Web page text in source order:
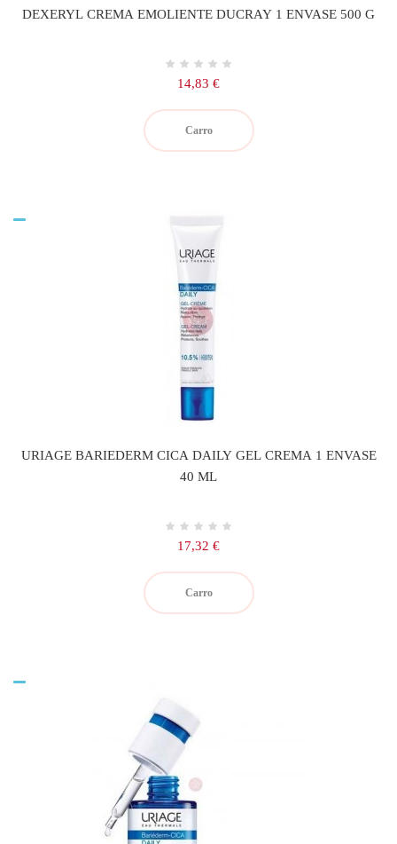
DEXERYL CREMA EMOLIENTE DUCRAY 1 ENVASE 500 G
Precio
14,83 €
Carro
URIAGE BARIEDERM CICA DAILY GEL CREMA 1 ENVASE
40 ML
Precio
17,32 €
Carro